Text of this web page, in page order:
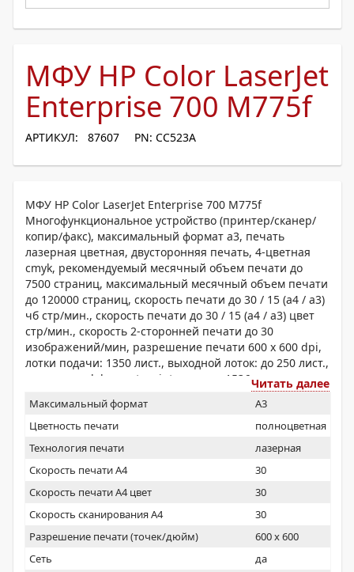
МФУ HP Color LaserJet
Enterprise 700 M775f
АРТИКУЛ: 87607 PN: CC523A
МФУ HP Color LaserJet Enterprise 700 M775f
Многофункциональное устройство (принтер/сканер/
копир/факс), максимальный формат a3, печать
лазерная цветная, двусторонняя печать, 4-цветная
cmyk, рекомендуемый месячный объем печати до
7500 страниц, максимальный месячный объем печати
до 120000 страниц, скорость печати до 30 / 15 (a4 / a3)
чб стр/мин., скорость печати до 30 / 15 (a4 / a3) цвет
стр/мин., скорость 2-сторонней печати до 30
изображений/мин, разрешение печати 600 x 600 dpi,
лотки подачи: 1350 лист., выходной лоток: до 250 лист.,
эмуляция adobe post script, память: 1536 м,
интерфейсы: порты usb 2.0; gigabit ethernet
10/100/1000 base-tx; порт факса, цветной сенсорный
жк-дисплей
Читать далее
Максимальный формат
A3
Цветность печати
полноцветная
Технология печати
лазерная
Скорость печати А4
30
Скорость печати А4 цвет
30
Скорость сканирования А4
30
Разрешение печати (точек/дюйм)
600 x 600
Сеть
да